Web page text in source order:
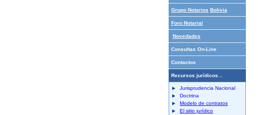
Grupo Notarios Bolivia
Foro Notarial
Novedades
Consultas On-Line
Contactos
Recursos jurídicos…
Jurisprudencia Nacional
Doctrina
Modelo de contratos
El sitio jurídico